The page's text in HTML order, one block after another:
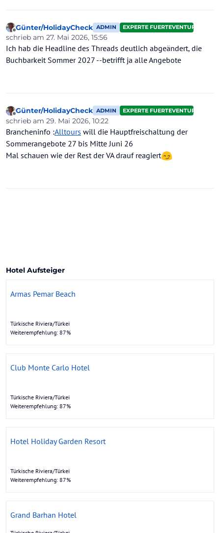
Offline
Günter/HolidayCheck ADMIN EXPERTE FUERTEVENTURA
schrieb am 27. Mai 2026, 15:56
zuletzt editiert von
Ich hab die Headline des Threads deutlich abgeändert, die
Buchbarkeit Sommer 2027 --betrifft ja alle Angebote
Offline
Günter/HolidayCheck ADMIN EXPERTE FUERTEVENTURA
schrieb am 29. Mai 2026, 10:22
zuletzt editiert von Günter/HolidayCheck
Brancheninfo :Alltours will die Hauptfreischaltung der
Sommerangebote 27 bis Mitte Juni 26
Mal schauen wie der Rest der VA drauf reagiert
Hotel Aufsteiger
Armas Pemar Beach
Türkische Riviera/Türkei
Weiterempfehlung: 87%
Club Monte Carlo Hotel
Türkische Riviera/Türkei
Weiterempfehlung: 87%
Hotel Holiday Garden Resort
Türkische Riviera/Türkei
Weiterempfehlung: 87%
Grand Barhan Hotel